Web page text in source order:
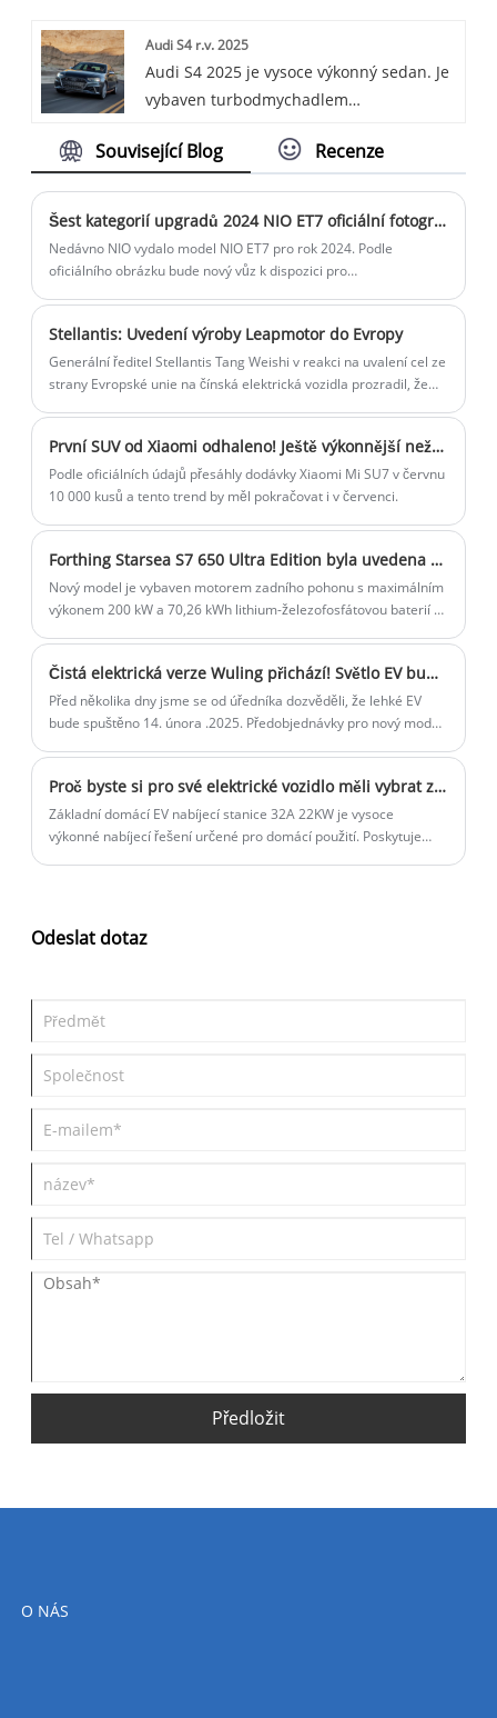
vzrušující akceleraci. Interiér je luxusní a
technologicky vyspělý a nabízí pohodlný a
poutavý zážitek z jízdy. Díky kombinaci
Sportback 2024 tou nejlepší volbou pro ty,
vozidlo.
Audi S4 r.v. 2025
Audi S4 2025 je vysoce výkonný sedan. Je
vybaven turbodmychadlem
luxusní interiéry a přichází s pokročilými
Nebo je to sportovní sedan s elegantním
designem, legendárním pohonem všech
kol quattro a kombinací výkonu a pohodlí.
Související Blog Recenze
Šest kategorií upgradů 2024 NIO ET7 oficiální fotografie zveřejněny
Nedávno NIO vydalo model NIO ET7 pro rok 2024. Podle
oficiálního obrázku bude nový vůz k dispozici pro
Stellantis: Uvedení výroby Leapmotor do Evropy
Generální ředitel Stellantis Tang Weishi v reakci na uvalení cel ze
strany Evropské unie na čínská elektrická vozidla prozradil, že
evropském trhu pod celními bariérami.
První SUV od Xiaomi odhaleno! Ještě výkonnější než SU7
Podle oficiálních údajů přesáhly dodávky Xiaomi Mi SU7 v červnu
10 000 kusů a tento trend by měl pokračovat i v červenci.
Forthing Starsea S7 650 Ultra Edition byla uvedena na trh 21. prosince.
Nový model je vybaven motorem zadního pohonu s maximálním
výkonem 200 kW a 70,26 kWh lithium-železofosfátovou baterií s
využívá systém napájení s prodlouženým dojezdem 1,5T, čistě
elektrický dojezd až 235 km a komplexní dojezd dosahuje 1250
km.
Čistá elektrická verze Wuling přichází! Světlo EV bude spuštěno 14. února 2025
Před několika dny jsme se od úředníka dozvěděli, že lehké EV
bude spuštěno 14. února .2025. Předobjednávky pro nový model
ploché skládací funkce a rozložení prostoru je velmi flexibilní.
Proč byste si pro své elektrické vozidlo měli vybrat základní domácí nabíjecí stanici pro elektromobily 32A 22KW
Základní domácí EV nabíjecí stanice 32A 22KW je vysoce
výkonné nabíjecí řešení určené pro domácí použití. Poskytuje
o instalaci této nabíjecí stanice a proč je to skvělá investice pro
majitele EV.
Odeslat dotaz
Předložit
O NÁS